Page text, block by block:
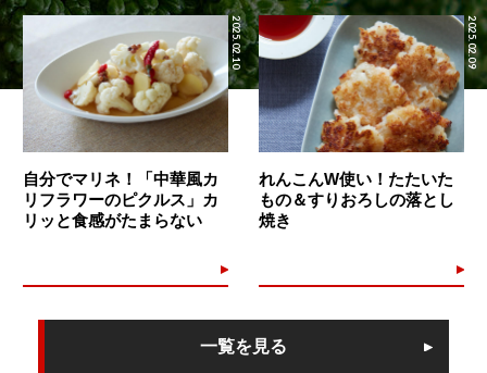
2025.02.10
自分でマリネ！「中華風カ
リフラワーのピクルス」カ
リッと食感がたまらない
2025.02.09
れんこんW使い！たたいた
もの＆すりおろしの落とし
焼き
一覧を見る